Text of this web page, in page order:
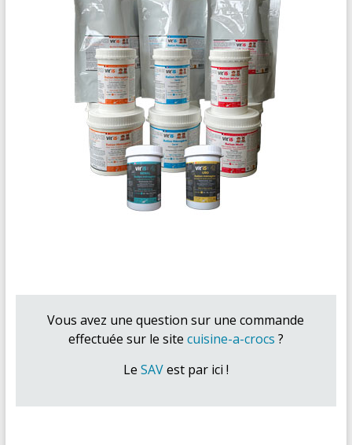
Vous avez une question sur une commande
effectuée sur le site cuisine-a-crocs ?
Le SAVest par ici !